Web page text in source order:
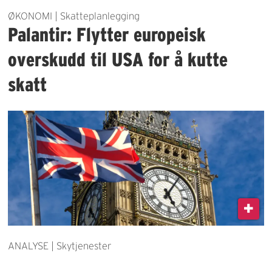
ØKONOMI | Skatteplanlegging
Palantir: Flytter europeisk
overskudd til USA for å kutte
skatt
ANALYSE | Skytjenester